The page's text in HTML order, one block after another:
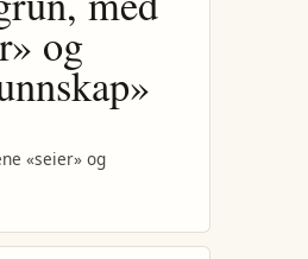
og
«seier» og